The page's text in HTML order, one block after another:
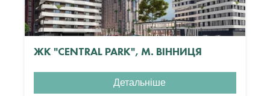
ЖК "CENTRAL PARK", М. ВІННИЦЯ
Детальніше